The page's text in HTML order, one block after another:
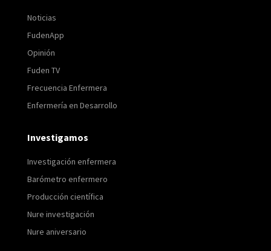
Noticias
FudenApp
Opinión
Fuden TV
Frecuencia Enfermera
Enfermería en Desarrollo
Investigamos
Investigación enfermera
Barómetro enfermero
Producción científica
Nure investigación
Nure aniversario